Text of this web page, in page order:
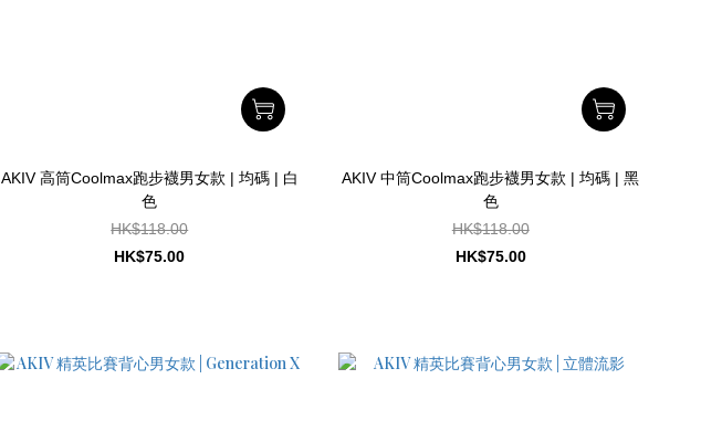
AKIV 高筒Coolmax跑步襪男女款 | 均碼 | 白
色
HK$118.00
HK$75.00
AKIV 中筒Coolmax跑步襪男女款 | 均碼 | 黑
色
HK$118.00
HK$75.00